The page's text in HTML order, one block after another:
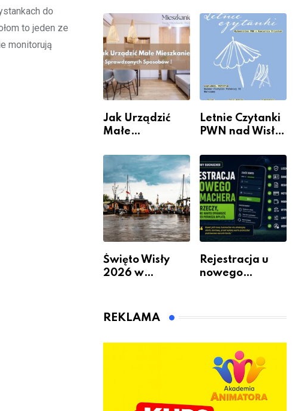
do
to jeden ze
monitorują
w Galerii XX1
wydarzenia z
dzielnicy
Jak Urządzić
Małe
Sposobów Na
Więcej
Przestrzeni Bez
Kosztownego
Remontu
Letnie Czytanki
PWN nad Wisłą.
książką, kawą i
chwilą dla
siebie
Święto Wisły
2026 w
się będzie działo
Rejestracja u
nowego
wpłatą
REKLAMA